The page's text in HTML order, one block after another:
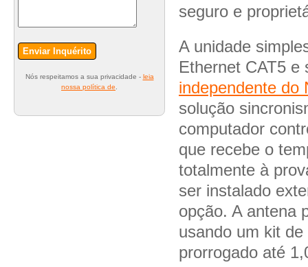
seguro e
A unidade
Ethernet CAT5
independente
solução
computador
que recebe o
totalmente à
ser instalado
opção. A antena
usando um kit
prorrogado até
Enviar Inquérito
Nós respeitamos a sua privacidade - leia
nossa política de.